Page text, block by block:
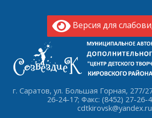
Версия для
г. Саратов, ул. Большая Горная, 277/
26-24-17; Факс: (8452) 27-26-
cdtkirovsk@yandex.ru